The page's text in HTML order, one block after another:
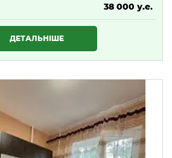
38 000 у.е.
1 634 000 ₴
ДЕТАЛЬНІШЕ